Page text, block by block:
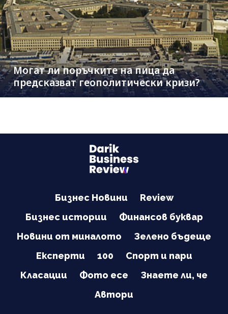
Могат ли поръчките на пица да
предсказват геополитически кризи?
Бизнес Новини
Review
Бизнес истории
Финансов буквар
Новини от миналото
Зелено бъдеще
Експерти
100
Спорт и пари
Класации
Фото есе
Знаете ли, че
Автори